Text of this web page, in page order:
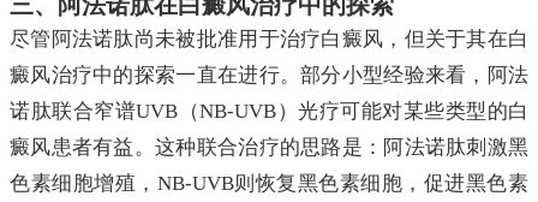
尽管阿法诺肽尚未被批准用于治疗白癜风，但关于其在白
癜风治疗中的探索一直在进行。部分小型经验来看，阿法
诺肽联合窄谱UVB（NB-UVB）光疗可能对某些类型的白
癜风患者有益。这种联合治疗的思路是：阿法诺肽刺激黑
色素细胞增殖，NB-UVB则恢复黑色素细胞，促进黑色素